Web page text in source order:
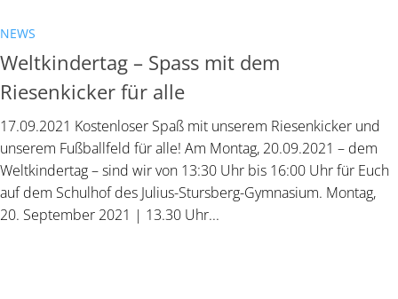
NEWS
Weltkindertag – Spass mit dem
Riesenkicker für alle
17.09.2021 Kostenloser Spaß mit unserem Riesenkicker und
unserem Fußballfeld für alle! Am Montag, 20.09.2021 – dem
Weltkindertag – sind wir von 13:30 Uhr bis 16:00 Uhr für Euch
auf dem Schulhof des Julius-Stursberg-Gymnasium. Montag,
20. September 2021 | 13.30 Uhr...